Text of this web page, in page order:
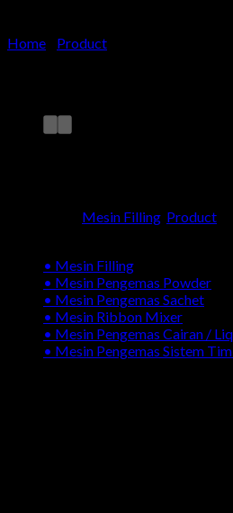
Home Product
Mesin Filling Product
• Mesin Filling
• Mesin Pengemas Powder
• Mesin Pengemas Sachet
• Mesin Ribbon Mixer
• Mesin Pengemas Cairan /
• Mesin Pengemas Sistem